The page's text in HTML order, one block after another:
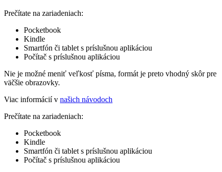
Prečítate na zariadeniach:
Pocketbook
Kindle
Smartfón či tablet s príslušnou aplikáciou
Počítač s príslušnou aplikáciou
Nie je možné meniť veľkosť písma, formát je preto vhodný skôr pre
väčšie obrazovky.
Viac informácií v našich návodoch
Prečítate na zariadeniach:
Pocketbook
Kindle
Smartfón či tablet s príslušnou aplikáciou
Počítač s príslušnou aplikáciou